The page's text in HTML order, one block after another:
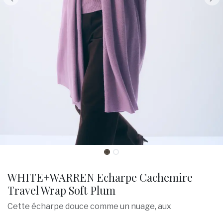
WHITE+WARREN Echarpe Cachemire
Travel Wrap Soft Plum
Cette écharpe douce comme un nuage, aux